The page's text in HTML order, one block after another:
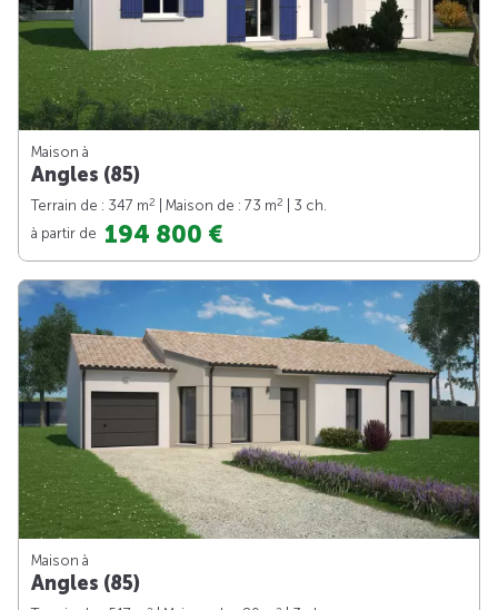
Maison à
Angles (85)
Terrain de : 347 m2 | Maison de : 73 m2
| 3 ch.
à partir de 194 800 €
Maison à
Angles (85)